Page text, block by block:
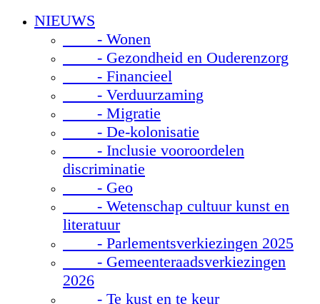
NIEUWS
- Wonen
- Gezondheid en Ouderenzorg
- Financieel
- Verduurzaming
- Migratie
- De-kolonisatie
- Inclusie vooroordelen
discriminatie
- Geo
- Wetenschap cultuur kunst en
literatuur
- Parlementsverkiezingen 2025
- Gemeenteraadsverkiezingen
2026
- Te kust en te keur